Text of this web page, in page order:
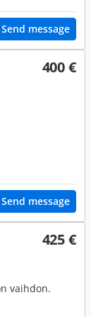
Send message
400 €
Send message
425 €
vaihdon.